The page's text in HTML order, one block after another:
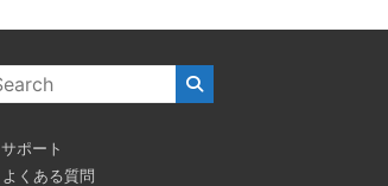
サポート
よくある質問